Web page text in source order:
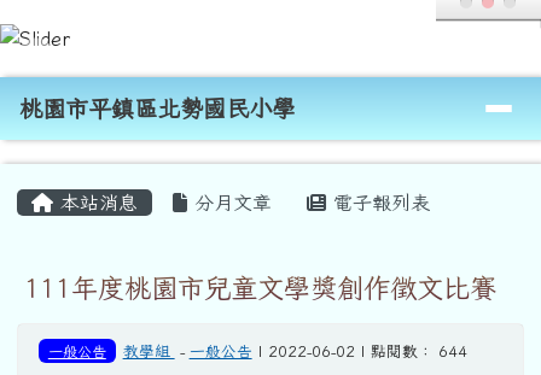
跳至主內容區
桃園市平鎮區北勢國民小學
導覽列
桃園市平鎮區北勢國民小學
本站消息 分月文章 電子報列表
111年度桃園市兒童文學獎創作徵文比賽
一般公告 教學組 - 一般公告 | 2022-06-02 | 點閱數： 644